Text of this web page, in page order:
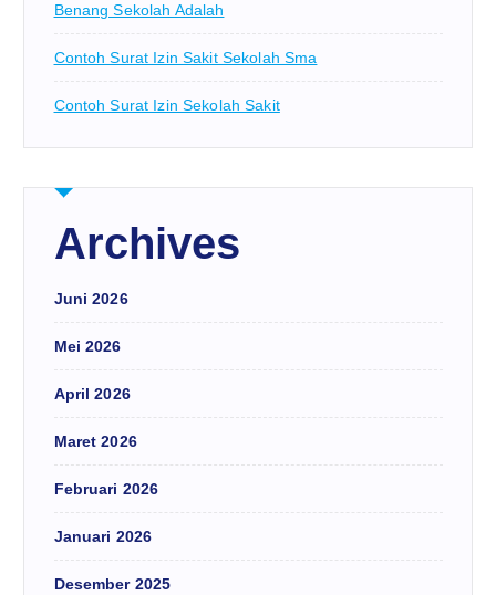
Benang Sekolah Adalah
Contoh Surat Izin Sakit Sekolah Sma
Contoh Surat Izin Sekolah Sakit
Archives
Juni 2026
Mei 2026
April 2026
Maret 2026
Februari 2026
Januari 2026
Desember 2025